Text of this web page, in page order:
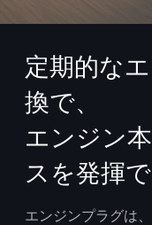
定期的な
換で、
エンジン
スを発揮で
エンジンプラグは